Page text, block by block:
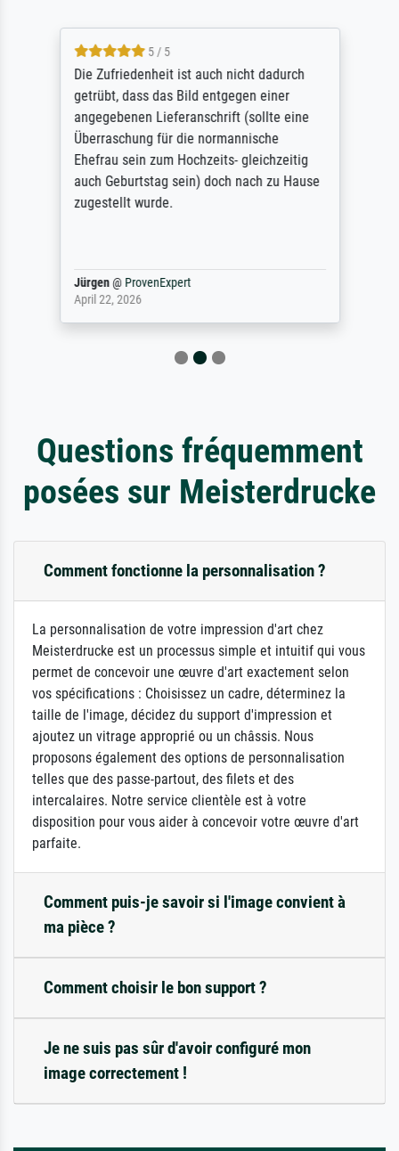
5 / 5
Die Zufriedenheit ist auch nicht dadurch
getrübt, dass das Bild entgegen einer
angegebenen Lieferanschrift (sollte eine
Überraschung für die normannische
Ehefrau sein zum Hochzeits- gleichzeitig
auch Geburtstag sein) doch nach zu Hause
zugestellt wurde.
Jürgen@ ProvenExpert
April 22, 2026
Questions fréquemment
posées sur Meisterdrucke
Comment fonctionne la personnalisation ?
La personnalisation de votre impression d'art chez
Meisterdrucke est un processus simple et intuitif qui vous
permet de concevoir une œuvre d'art exactement selon
vos spécifications : Choisissez un cadre, déterminez la
taille de l'image, décidez du support d'impression et
ajoutez un vitrage approprié ou un châssis. Nous
proposons également des options de personnalisation
telles que des passe-partout, des filets et des
intercalaires. Notre service clientèle est à votre
disposition pour vous aider à concevoir votre œuvre d'art
parfaite.
Comment puis-je savoir si l'image convient à
ma pièce ?
Comment choisir le bon support ?
Je ne suis pas sûr d'avoir configuré mon
image correctement !